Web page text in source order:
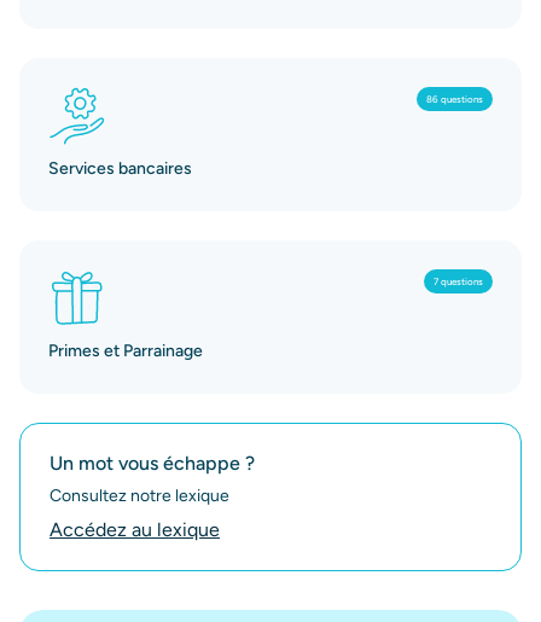
86 questions
Services bancaires
7 questions
Primes et Parrainage
Un mot vous échappe ?
Consultez notre lexique
Accédez au lexique